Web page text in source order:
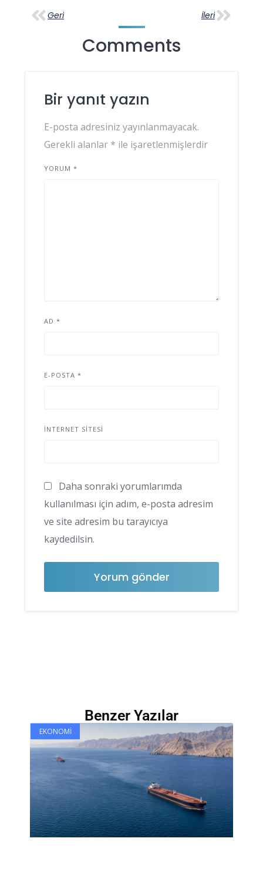
Geri İleri
Comments
Bir yanıt yazın
E-posta adresiniz yayınlanmayacak.
Gerekli alanlar * ile işaretlenmişlerdir
YORUM *
AD *
E-POSTA *
İNTERNET SITESI
Daha sonraki yorumlarımda
kullanılması için adım, e-posta adresim
ve site adresim bu tarayıcıya
kaydedilsin.
Benzer Yazılar
EKONOMI